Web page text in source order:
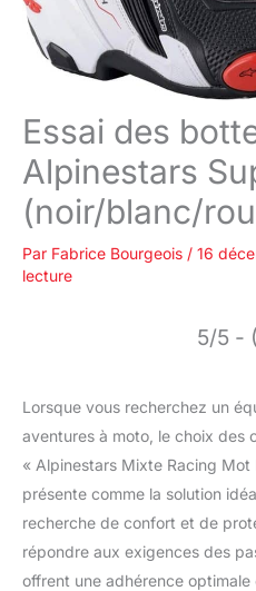
Essai des
Alpinestars
(noir/blanc/
Par Fabrice Bourgeois / 16
lecture
5/5 -
Lorsque vous recherchez un
aventures à moto, le choix des
« Alpinestars Mixte Racing Mot
présente comme la solution
recherche de confort et de
répondre aux exigences des
offrent une adhérence